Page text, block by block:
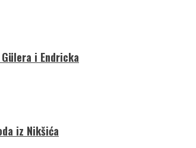
i Endricka
iz Nikšića